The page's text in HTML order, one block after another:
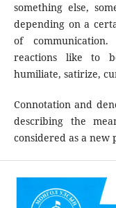
something else,
depending on a
of
reactions like to
humiliate, satirize,
Connotation and
describing the
considered as a new